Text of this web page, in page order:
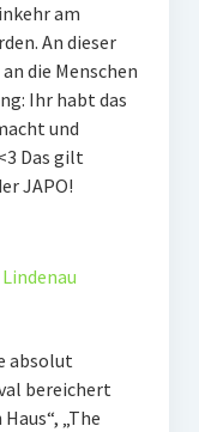
am
An dieser
die Menschen
Ihr habt das
und
Das gilt
JAPO!
absolut
bereichert
„The